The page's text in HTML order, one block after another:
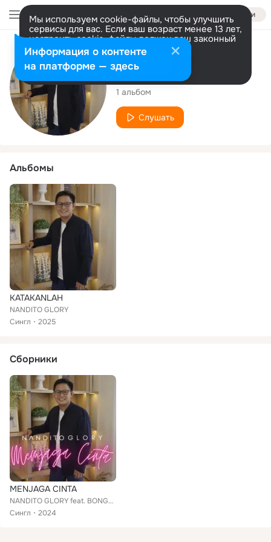
Войти
Мы используем cookie-файлы, чтобы улучшить
сервисы для вас. Если ваш возраст менее 13 лет,
настроить cookie-файлы должен ваш законный
представитель. Больше информации
Разрешить все Настроить
Исполнитель
NANDITO GLORY
1 альбом
Слушать
Альбомы
KATAKANLAH
NANDITO GLORY
Сингл
2025
Сборники
MENJAGA CINTA
NANDITO GLORY feat. BONGKY MARCEL
Сингл
2024
Информация о контенте
на платформе — здесь